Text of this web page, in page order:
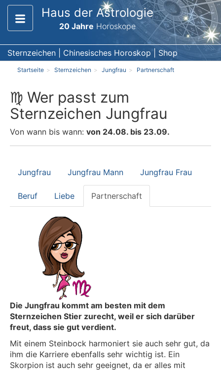
Haus der Astrologie
20 Jahre Horoskope
Sternzeichen Chinesisches Horoskop Shop
Startseite Sternzeichen Jungfrau Partnerschaft
♍ Wer passt zum
Sternzeichen Jungfrau
Von wann bis wann: von 24.08. bis 23.09.
Jungfrau Jungfrau Mann Jungfrau Frau
Beruf Liebe Partnerschaft
Die Jungfrau kommt am besten mit dem
Sternzeichen Stier zurecht, weil er sich darüber
freut, dass sie gut verdient.
Mit einem Steinbock harmoniert sie auch sehr gut, da
ihm die Karriere ebenfalls sehr wichtig ist. Ein
Skorpion ist auch sehr geeignet, da er alles mit